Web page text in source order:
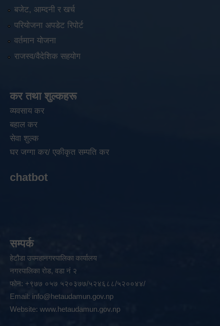
बजेट, आम्दनी र खर्च
परियोजना अपडेट रिपोर्ट
वर्तमान योजना
राजस्व/वैदेशिक सहयोग
कर तथा शुल्कहरू
व्यवसाय कर
बहाल कर
सेवा शुल्क
घर जग्गा कर/ एकीकृत सम्पति कर
chatbot
सम्पर्क
हेटौडा उपमहानगरपालिका कार्यालय
नगरपालिका रोड, वडा नं २
फोन: +९७७ ०५७ ५२०३७७/५२४६८८/५२००४४/
Email: info@hetaudamun.gov.np
Website: www.hetaudamun.gov.np